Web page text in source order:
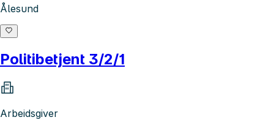
Ålesund
Politibetjent 3/2/1
Arbeidsgiver